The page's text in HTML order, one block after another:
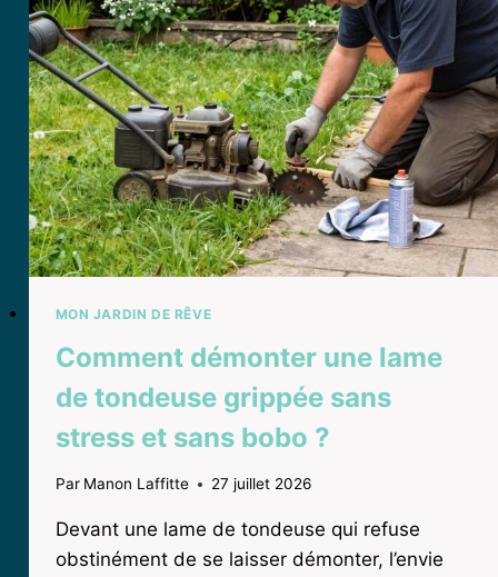
TOMATES
:
TOUTES
LES
ASTUCES
NATURELLES
POUR
PROTÉGER
VOTRE
POTAGER
MON JARDIN DE RÊVE
Comment démonter une lame
de tondeuse grippée sans
stress et sans bobo ?
Par Manon Laffitte 27 juillet 2026
Devant une lame de tondeuse qui refuse
obstinément de se laisser démonter, l’envie